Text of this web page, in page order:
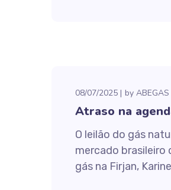
08/07/2025 by
Atraso na
O leilão do gás
mercado brasileiro
gás na Firjan,